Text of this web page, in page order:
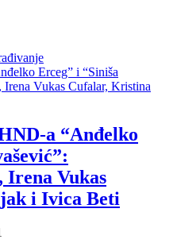
a “Anđelko
Irena Vukas
i Ivica Beti